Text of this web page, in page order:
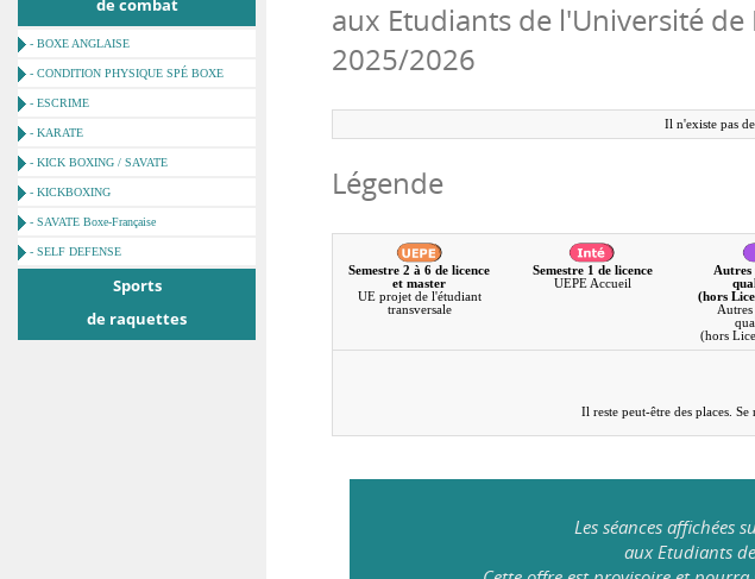
de combat
- BOXE ANGLAISE
- CONDITION PHYSIQUE SPÉ BOXE
- ESCRIME
- KARATE
- KICK BOXING / SAVATE
- KICKBOXING
- SAVATE Boxe-Française
- SELF DEFENSE
Sports
de raquettes
aux Etudiants de l'Université de
2025/2026
Il n'existe pas
Légende
Semestre 2 à 6 de licence
et master
UE projet de l'étudiant
transversale
Semestre 1 de licence
UEPE Accueil
Autres
(hors
(hors
Il reste peut-être des places.
Les séances affichées
aux Etudiants